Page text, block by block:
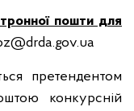
пошти для
претендентом
конкурсній